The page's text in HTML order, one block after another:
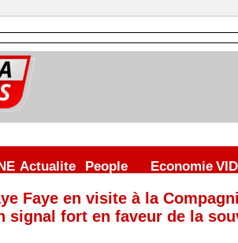
Actualite People Economie
Faye en visite à la
signal fort en faveur de la